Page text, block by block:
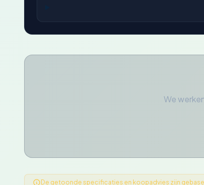
We
De getoonde specificaties en koopadvies zijn